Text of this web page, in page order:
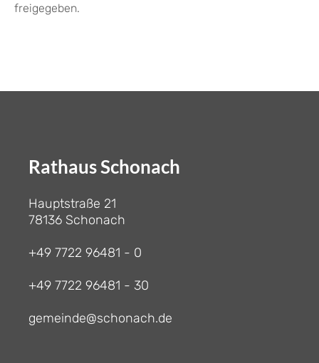
freigegeben.
Rathaus Schonach
Hauptstraße 21
78136 Schonach
+49 7722 96481 - 0
+49 7722 96481 - 30
gemeinde@schonach.de